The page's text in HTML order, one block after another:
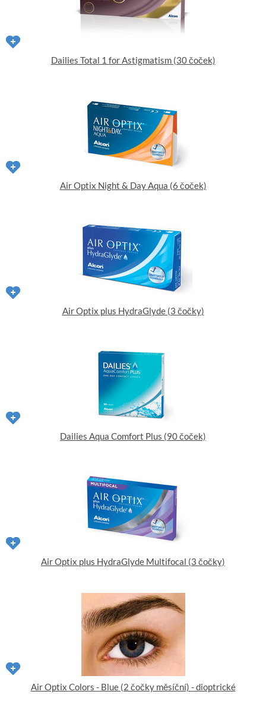
Dailies Total 1 for Astigmatism (30 čoček)
Air Optix Night & Day Aqua (6 čoček)
Air Optix plus HydraGlyde (3 čočky)
Dailies Aqua Comfort Plus (90 čoček)
Air Optix plus HydraGlyde Multifocal (3 čočky)
Air Optix Colors - Blue (2 čočky měsíční) - dioptrické